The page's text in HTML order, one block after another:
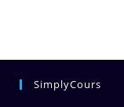
SimplyCours